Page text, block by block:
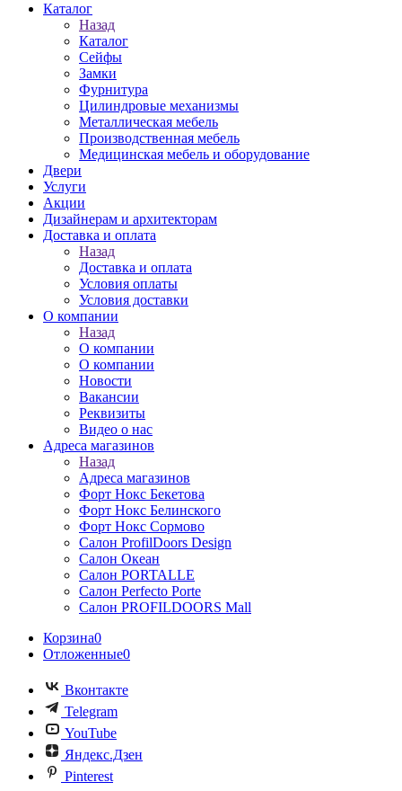
Каталог
Назад
Каталог
Сейфы
Замки
Фурнитура
Цилиндровые механизмы
Металлическая мебель
Производственная мебель
Медицинская мебель и оборудование
Двери
Услуги
Акции
Дизайнерам и архитекторам
Доставка и оплата
Назад
Доставка и оплата
Условия оплаты
Условия доставки
О компании
Назад
О компании
О компании
Новости
Вакансии
Реквизиты
Видео о нас
Адреса магазинов
Назад
Адреса магазинов
Форт Нокс Бекетова
Форт Нокс Белинского
Форт Нокс Сормово
Салон ProfilDoors Design
Салон Океан
Салон PORTALLE
Салон Perfecto Portе
Салон PROFILDOORS Mall
Корзина0
Отложенные0
Вконтакте
Telegram
YouTube
Яндекс.Дзен
Pinterest